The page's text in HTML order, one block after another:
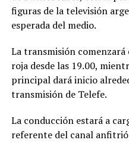
figuras de la televisión
esperada del medio.
La transmisión
roja desde las 19.00,
principal dará inicio
transmisión de Telefe.
La conducción estará a
referente del canal